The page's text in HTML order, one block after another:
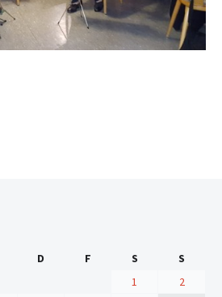
am 19.12.2015
D F S
S
1
2